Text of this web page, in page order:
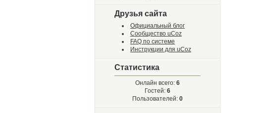
Друзья сайта
Официальный блог
Сообщество uCoz
FAQ по системе
Инструкции для uCoz
Статистика
Онлайн всего: 6
Гостей: 6
Пользователей: 0